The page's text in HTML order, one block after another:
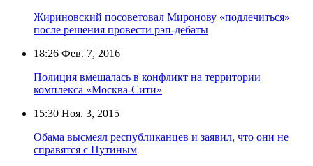
Жириновский посоветовал Миронову «подлечиться»
после решения провести рэп-дебаты
18:26 Фев. 7, 2016
Полиция вмешалась в конфликт на территории
комплекса «Москва-Сити»
15:30 Ноя. 3, 2015
Обама высмеял республиканцев и заявил, что они не
справятся с Путиным